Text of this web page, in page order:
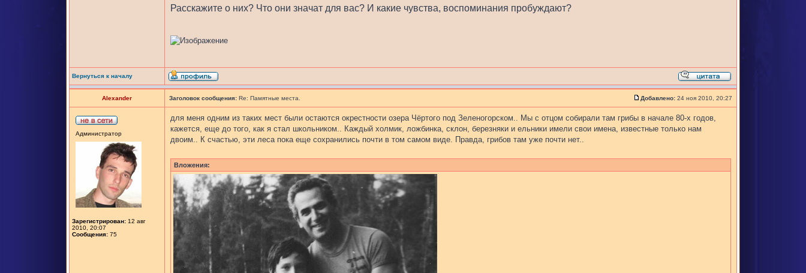
Расскажите о них? Что они значат для вас? И какие чувства, воспоминания пробуждают?
Вернуться к началу
Alexander Заголовок сообщения: Re: Памятные места. Добавлено: 24 ноя 2010, 20:27
Администратор
Зарегистрирован: 12 авг
2010, 20:07
Сообщения: 75
для меня одним из таких мест были остаются окрестности озера Чёртого под Зеленогорском.. Мы с отцом собирали там грибы в начале 80-х годов,
кажется, еще до того, как я стал школьником.. Каждый холмик, ложбинка, склон, березняки и ельники имели свои имена, известные только нам
двоим.. К счастью, эти леса пока еще сохранились почти в том самом виде. Правда, грибов там уже почти нет..
Вложения: